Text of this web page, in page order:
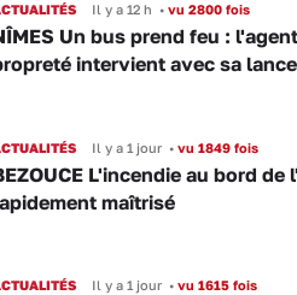
Il y a 12 h •vu 2800 fois
Un bus prend feu :
intervient avec sa lance
Il y a 1 jour •vu 1849 fois
L'incendie au bord de
maîtrisé
Il y a 1 jour •vu 1615 fois